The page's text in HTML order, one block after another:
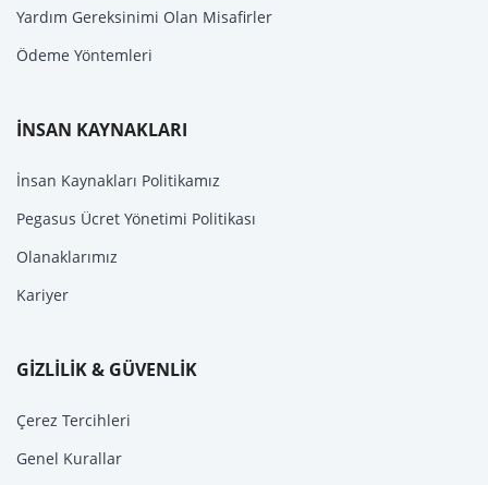
Yardım Gereksinimi Olan Misafirler
Ödeme Yöntemleri
İNSAN KAYNAKLARI
İnsan Kaynakları Politikamız
Pegasus Ücret Yönetimi Politikası
Olanaklarımız
Kariyer
GİZLİLİK & GÜVENLİK
Çerez Tercihleri
Genel Kurallar